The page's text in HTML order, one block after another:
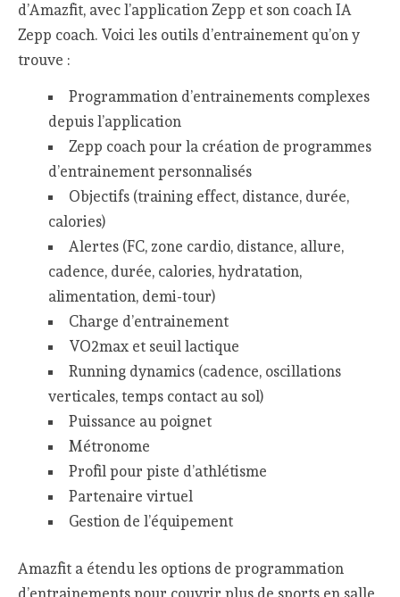
d’Amazfit, avec l’application Zepp et son coach IA
Zepp coach. Voici les outils d’entrainement qu’on y
trouve :
Programmation d’entrainements complexes
depuis l’application
Zepp coach pour la création de programmes
d’entrainement personnalisés
Objectifs (training effect, distance, durée,
calories)
Alertes (FC, zone cardio, distance, allure,
cadence, durée, calories, hydratation,
alimentation, demi-tour)
Charge d’entrainement
VO2max et seuil lactique
Running dynamics (cadence, oscillations
verticales, temps contact au sol)
Puissance au poignet
Métronome
Profil pour piste d’athlétisme
Partenaire virtuel
Gestion de l’équipement
Amazfit a étendu les options de programmation
d’entrainements pour couvrir plus de sports en salle